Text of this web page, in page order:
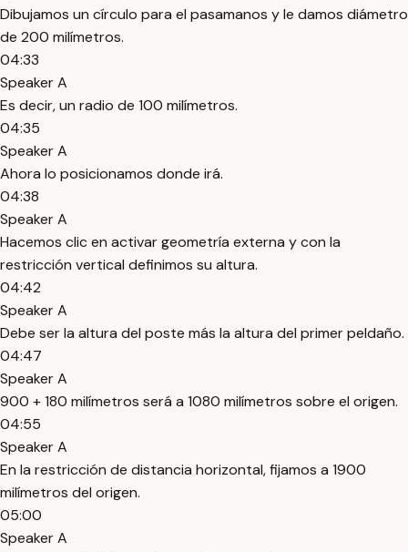
Dibujamos un círculo para el pasamanos y le damos diámetro
de 200 milímetros.
04:33
Speaker A
Es decir, un radio de 100 milímetros.
04:35
Speaker A
Ahora lo posicionamos donde irá.
04:38
Speaker A
Hacemos clic en activar geometría externa y con la
restricción vertical definimos su altura.
04:42
Speaker A
Debe ser la altura del poste más la altura del primer peldaño.
04:47
Speaker A
900 + 180 milímetros será a 1080 milímetros sobre el origen.
04:55
Speaker A
En la restricción de distancia horizontal, fijamos a 1900
milímetros del origen.
05:00
Speaker A